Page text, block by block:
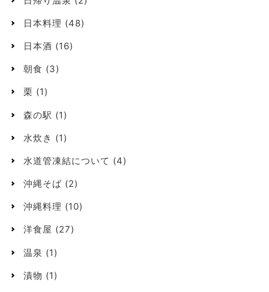
日本料理 (48)
日本酒 (16)
朝食 (3)
栗 (1)
森の駅 (1)
水炊き (1)
水道管凍結について (4)
沖縄そば (2)
沖縄料理 (10)
洋食屋 (27)
温泉 (1)
漬物 (1)